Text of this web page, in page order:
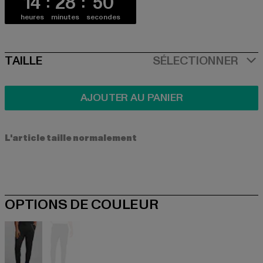
heures minutes secondes
SIZE
TAILLE SÉLECTIONNER
AJOUTER AU PANIER
L'article taille normalement
OPTIONS DE COULEUR